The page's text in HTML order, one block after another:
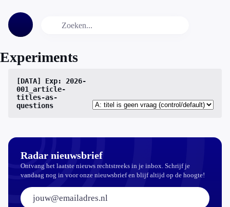
Experiments
[DATA]
Exp: 2026-
001_article-
titles-as-
questions
Radar nieuwsbrief
Ontvang het laatste nieuws rechtstreeks in je inbox. Schrijf je
vandaag nog in voor onze nieuwsbrief en blijf altijd op de hoogte!
E-mailadres: